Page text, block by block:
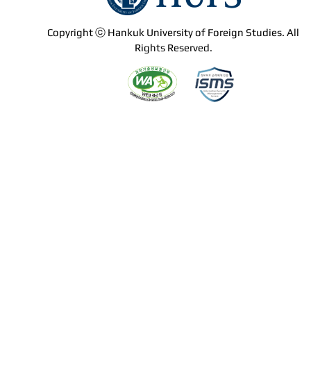
Copyright ⓒ Hankuk University of Foreign Studies. All
Rights Reserved.